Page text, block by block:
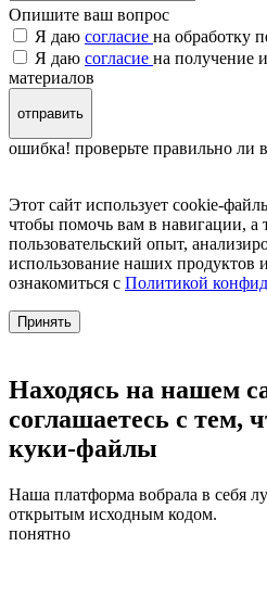
Опишите ваш вопрос
Я даю согласие на обработку
Я даю согласие на получение
материалов
отправить
ошибка! проверьте правильно ли
Этот сайт использует cookie-
чтобы помочь вам в навигации, а
пользовательский опыт,
использование наших продуктов
ознакомиться с Политикой
Принять
Находясь на нашем
соглашаетесь с тем,
куки-файлы
Наша платформа вобрала в себя
открытым исходным кодом.
понятно